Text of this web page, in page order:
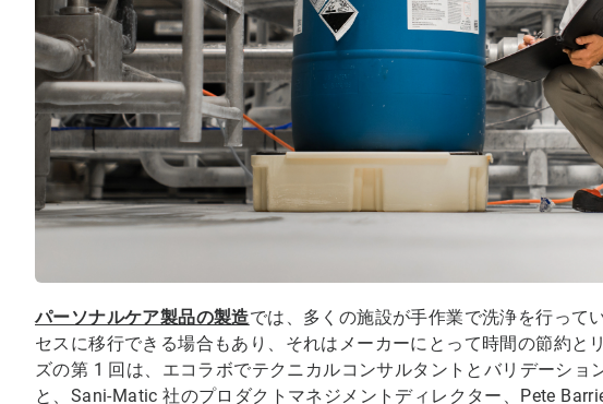
パーソナルケア製品の製造では、多くの施設が手作業で洗浄を行って
セスに移行できる場合もあり、それはメーカーにとって時間の節約と
ズの第 1 回は、エコラボでテクニカルコンサルタントとバリデーシ
と、Sani-Matic 社のプロダクトマネジメントディレクター、Pete